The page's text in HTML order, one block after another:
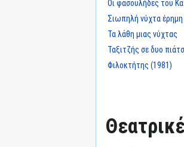
Οι φασουλήδες του
Σιωπηλή νύχτα
Τα λάθη μιας νύχτας
Ταξιτζής σε δυο
Φιλοκτήτης (1981)